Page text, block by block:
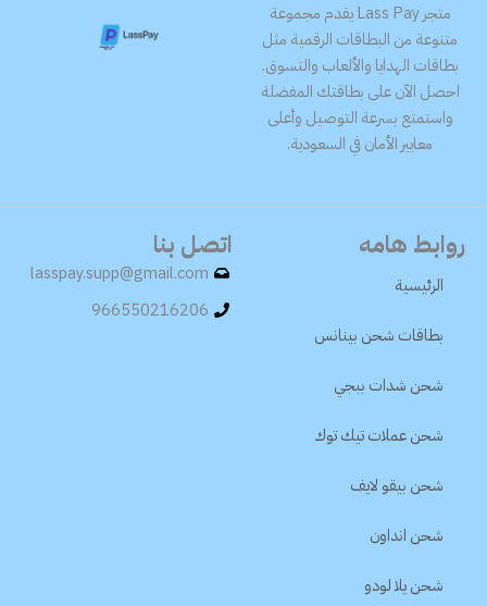
متجر Lass Pay يقدم مجموعة
متنوعة من البطاقات الرقمية مثل
بطاقات الهدايا والألعاب والتسوق.
احصل الآن على بطاقتك المفضلة
واستمتع بسرعة التوصيل وأعلى
معايير الأمان في السعودية.
روابط هامه
الرئيسية
بطاقات شحن بينانس
شحن شدات ببجي
شحن عملات تيك توك
شحن بيقو لايف
شحن انداون
شحن يلا لودو
اتصل بنا
lasspay.supp@gmail.com
966550216206